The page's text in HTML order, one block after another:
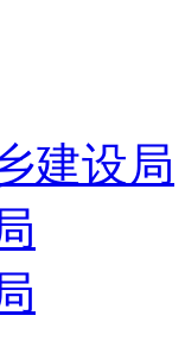
建设局